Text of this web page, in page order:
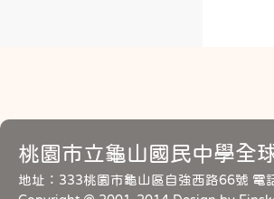
桃園市立龜山國民中學全
地址：333桃園市龜山區自強西路66號